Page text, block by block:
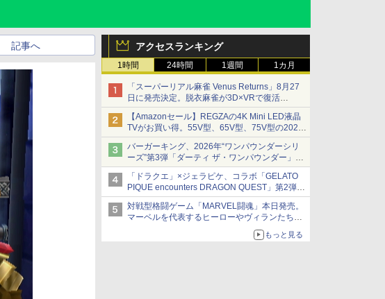
アクセスランキング
1時間 24時間 1週間 1カ月
「スーパーリアル麻雀 Venus Returns」8月27
日に発売決定。脱衣麻雀が3D×VRで復活
発売から2週間は20%オフになるセールが実施
【Amazonセール】REGZAの4K Mini LED液晶
TVがお買い得。55V型、65V型、75V型の2026
年モデルがラインナップ
バーガーキング、2026年“ワンパウンダーシリ
ーズ”第3弾「ダーティ ザ・ワンパウンダー」を
8月7日発売
「特製ガーリックマヨソース」を使用した超大
型チーズバーガー
「ドラクエ」×ジェラピケ、コラボ「GELATO
PIQUE encounters DRAGON QUEST」第2弾が
本日発売
アイスカップに入ったスライムやわたぼう、ベ
ビーサタンなどがオリジナルアートで登場
対戦型格闘ゲーム「MARVEL闘魂」本日発売。
マーベルを代表するヒーローやヴィランたちが
「GUILTY GEAR」などの格ゲーを手掛けるア
もっと見る
記事へ